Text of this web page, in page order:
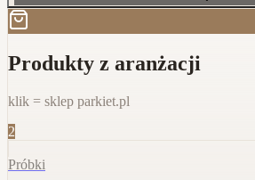
Produkty z aranżacji
klik = sklep parkiet.pl
2
Próbki